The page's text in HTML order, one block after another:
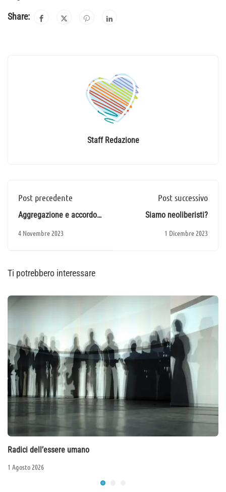
Share:
Staff Redazione
Post precedente
Aggregazione e accordo a
4 Novembre 2023
Post successivo
Siamo neoliberisti?
1 Dicembre 2023
Ti potrebbero interessare
Radici dell’essere umano
1 Agosto 2026